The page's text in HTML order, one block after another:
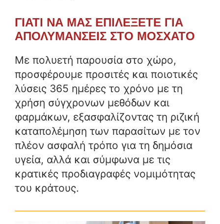
ΓΙΑΤΙ ΝΑ ΜΑΣ ΕΠΙΛΕΞΕΤΕ ΓΙΑ
ΑΠΟΛΥΜΑΝΣΕΙΣ ΣΤΟ ΜΟΣΧΑΤΟ
Με πολυετή παρουσία στο χώρο,
προσφέρουμε προσιτές και ποιοτικές
λύσεις 365 ημέρες το χρόνο με τη
χρήση σύγχρονων μεθόδων και
φαρμάκων, εξασφαλίζοντας τη ριζική
καταπολέμηση των παρασίτων με τον
πλέον ασφαλή τρόπο για τη δημόσια
υγεία, αλλά και σύμφωνα με τις
κρατικές προδιαγραφές νομιμότητας
του κράτους.